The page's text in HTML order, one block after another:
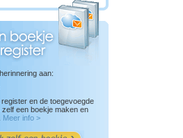
aan:
en de toegevoegde
een boekje maken en
Meer info >